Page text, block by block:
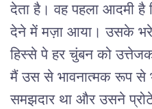
देता है। वह पहला आदमी
देने में मज़ा आया। उसके भरे
हिस्से पे हर चुंबन को
मैं उस से भावनात्मक रूप से
समझदार था और उसने